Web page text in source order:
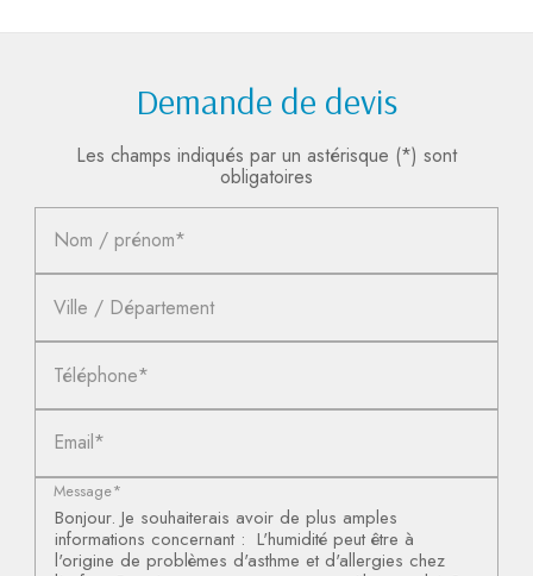
Demande de devis
Les champs indiqués par un astérisque (*) sont
obligatoires
Nom / prénom*
Ville / Département
Téléphone*
Email*
Message*